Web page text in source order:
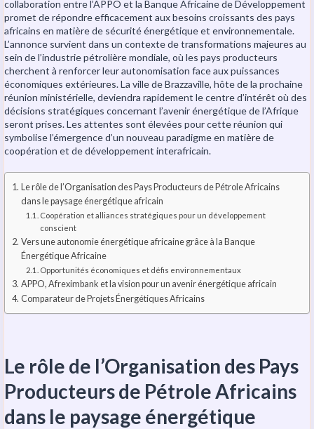
collaboration entre l’APPO et la Banque Africaine de Développement
promet de répondre efficacement aux besoins croissants des pays
africains en matière de sécurité énergétique et environnementale.
L’annonce survient dans un contexte de transformations majeures au
sein de l’industrie pétrolière mondiale, où les pays producteurs
cherchent à renforcer leur autonomisation face aux puissances
économiques extérieures. La ville de Brazzaville, hôte de la prochaine
réunion ministérielle, deviendra rapidement le centre d’intérêt où des
décisions stratégiques concernant l’avenir énergétique de l’Afrique
seront prises. Les attentes sont élevées pour cette réunion qui
symbolise l’émergence d’un nouveau paradigme en matière de
coopération et de développement interafricain.
Le rôle de l’Organisation des Pays Producteurs de Pétrole Africains
dans le paysage énergétique africain
Coopération et alliances stratégiques pour un développement
conscient
Vers une autonomie énergétique africaine grâce à la Banque
Énergétique Africaine
Opportunités économiques et défis environnementaux
APPO, Afreximbank et la vision pour un avenir énergétique africain
Comparateur de Projets Énergétiques Africains
Le rôle de l’Organisation des Pays
Producteurs de Pétrole Africains
dans le paysage énergétique